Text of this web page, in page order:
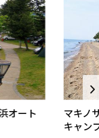
オート
マキノ
キャン